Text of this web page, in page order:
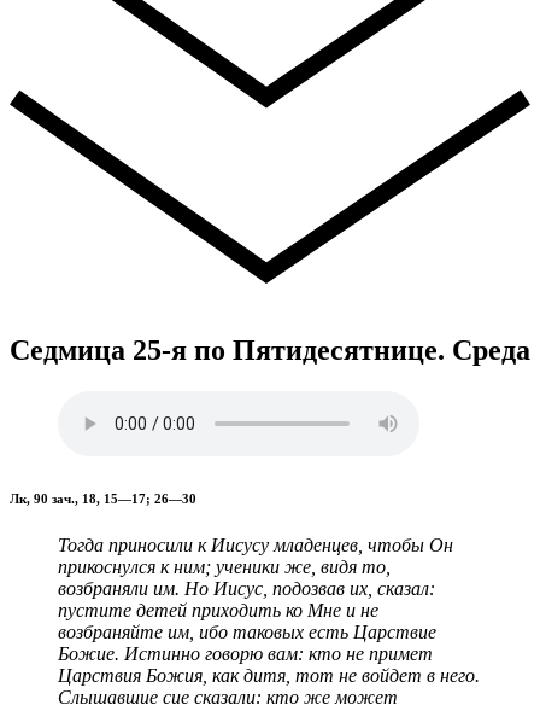
Седмица 25-я по Пятидесятнице. Среда
Лк, 90 зач., 18, 15—17; 26—30
Тогда приносили к Иисусу младенцев, чтобы Он
прикоснулся к ним; ученики же, видя то,
возбраняли им. Но Иисус, подозвав их, сказал:
пустите детей приходить ко Мне и не
возбраняйте им, ибо таковых есть Царствие
Божие. Истинно говорю вам: кто не примет
Царствия Божия, как дитя, тот не войдет в него.
Слышавшие сие сказали: кто же может